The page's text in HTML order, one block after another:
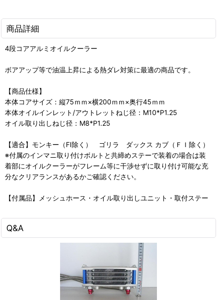
商品詳細
4段コアアルミオイルクーラー
ボアアップ等で油温上昇による熱ダレ対策に最適の商品です。
【商品仕様】
本体コアサイズ：縦75ｍｍ×横200ｍｍ×奥行45ｍｍ
本体オイルインレット/アウトレットねじ径：M10*P1.25
オイル取り出しねじ径：M8*P1.25
【適合】モンキー（FI除く） ゴリラ ダックス カブ（ＦＩ除く）
※付属のインマニ取り付けボルトと共締めステーで装着の場合は装
着部にオイルクーラーがフレーム等に干渉せずに取り付け可能な充
分なクリアランスがあるかご確認ください。
【付属品】メッシュホース・オイル取り出しユニット・取付ステー
Q&A